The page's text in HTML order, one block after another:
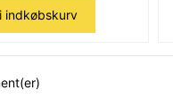
indkøbskurv